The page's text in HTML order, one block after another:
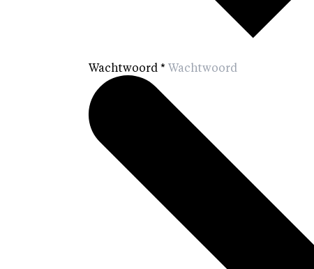
Wachtwoord *